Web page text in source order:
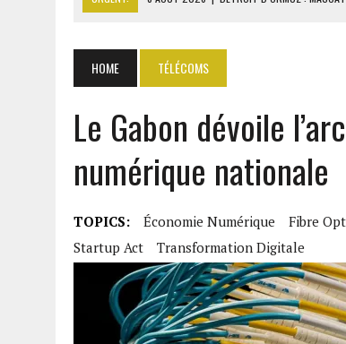
OUATTARA APPELLE À L’UNION
8 AOÛT 2026 | COMILOG : LA MINISTRE DU TRAVAIL
8 AOÛT 2026
LIBAN-ISRAËL : ACCORD SUR LES PAYS
HOME TÉLÉCOMS
Le Gabon dévoile
numérique nationale
TOPICS: Économie Numérique Fibre
Startup Act
Transformation Digitale